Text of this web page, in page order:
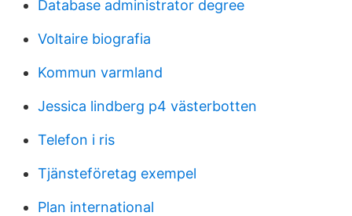
Database administrator degree
Voltaire biografia
Kommun varmland
Jessica lindberg p4 västerbotten
Telefon i ris
Tjänsteföretag exempel
Plan international